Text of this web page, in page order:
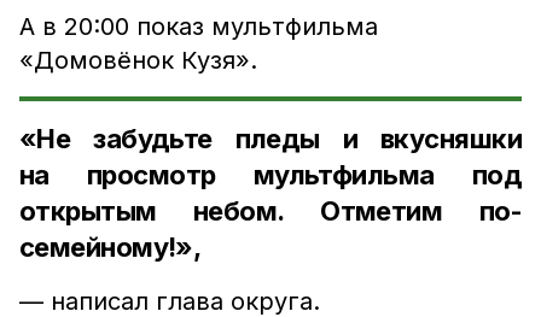
А в 20:00 показ мультфильма
«Домовёнок Кузя».
«Не забудьте пледы и вкусняшки
на просмотр мультфильма под
открытым небом. Отметим по-
семейному!»,
— написал глава округа.